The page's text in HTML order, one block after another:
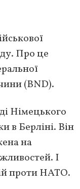
Про це
(BND).
Німецького
в Берліні. Він
на
І
проти НАТО.